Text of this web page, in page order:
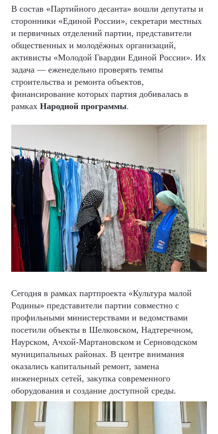
В состав «Партийного десанта» вошли депутаты и
сторонники «Единой России», секретари местных
и первичных отделений партии, представители
общественных и молодёжных организаций,
активисты «Молодой Гвардии Единой России». Их
задача — еженедельно проверять темпы
строительства и ремонта объектов,
финансирование которых партия добивалась в
рамках Народной программы.
Сегодня в рамках партпроекта «Культура малой
Родины» представители партии совместно с
профильными министерствами и ведомствами
посетили объекты в Шелковском, Надтеречном,
Наурском, Ачхой-Мартановском и Серноводском
муниципальных районах. В центре внимания
оказались капитальный ремонт, замена
инженерных сетей, закупка современного
оборудования и создание доступной среды.